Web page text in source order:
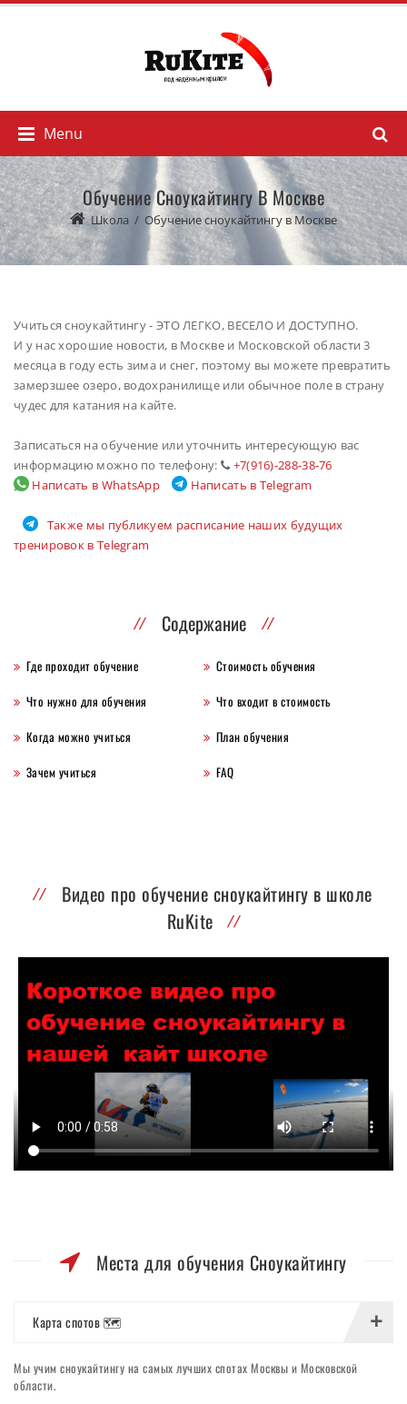
Menu
Обучение Сноукайтингу В Москве
Школа / Обучение сноукайтингу в Москве
Учиться сноукайтингу - ЭТО ЛЕГКО, ВЕСЕЛО И ДОСТУПНО.
И у нас хорошие новости, в Москве и Московской области 3
месяца в году есть зима и снег, поэтому вы можете превратить
замерзшее озеро, водохранилище или обычное поле в страну
чудес для катания на кайте.
Записаться на обучение или уточнить интересующую вас
информацию можно по телефону:
+7(916)-288-38-76
Написать в WhatsApp
Написать в Telegram
Также мы публикуем расписание наших будущих
тренировок в Telegram
Содержание
Где проходит обучение
Стоимость обучения
Что нужно для обучения
Что входит в стоимость
Когда можно учиться
План обучения
Зачем учиться
FAQ
Видео про обучение сноукайтингу в школе
RuKite
Места для обучения Сноукайтингу
Карта спотов 🗺️
Мы учим сноукайтингу на самых лучших спотах Москвы и Московской
области.